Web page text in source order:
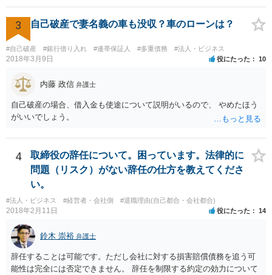
3 自己破産で妻名義の車も没収？車のローンは？
#自己破産 #銀行借り入れ #連帯保証人 #多重債務 #法人・ビジネス
2018年3月9日 役にたった 10
内藤 政信 弁護士
自己破産の場合、借入金も使途について説明がいるので、 やめたほう
がいいでしょう。
4
取締役の辞任について。困っています。法律的に
問題（リスク）がない辞任の仕方を教えてくださ
い。
#法人・ビジネス #経営者・会社側 #退職理由(自己都合・会社都合)
2018年2月11日 役にたった 14
鈴木 崇裕 弁護士
辞任することは可能です。ただし会社に対する損害賠償債務を追う可
能性は完全には否定できません。 辞任を制限する約定の効力について